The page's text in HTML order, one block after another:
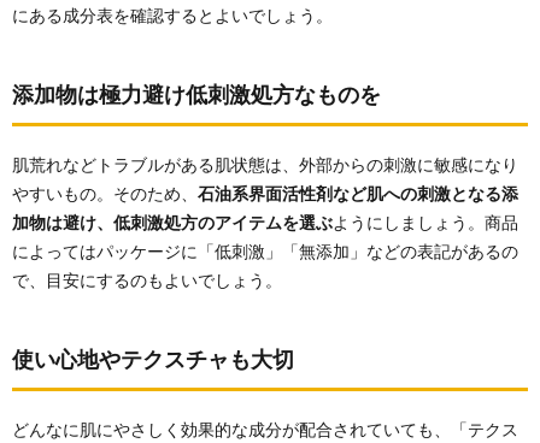
にある成分表を確認するとよいでしょう。
添加物は極力避け低刺激処方なものを
肌荒れなどトラブルがある肌状態は、外部からの刺激に敏感になり
やすいもの。そのため、 石油系界面活性剤など肌への刺激となる添
加物は避け、低刺激処方のアイテムを選ぶようにしましょう。商品
によってはパッケージに「低刺激」「無添加」などの表記があるの
で、目安にするのもよいでしょう。
使い心地やテクスチャも大切
どんなに肌にやさしく効果的な成分が配合されていても、「テクス